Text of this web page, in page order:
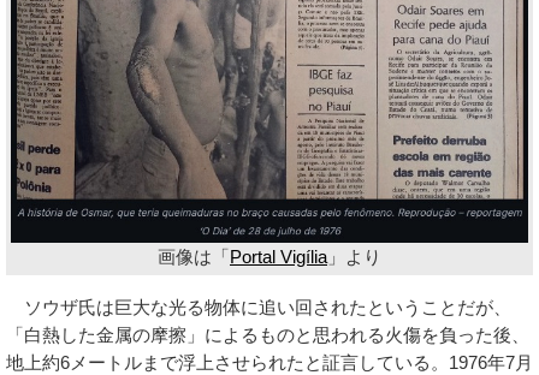
画像は「Portal Vigília 」より
ソウザ氏は巨大な光る物体に追い回されたということだが、
「白熱した金属の摩擦」によるものと思われる火傷を負った後、
地上約6メートルまで浮上させられたと証言している。1976年7月